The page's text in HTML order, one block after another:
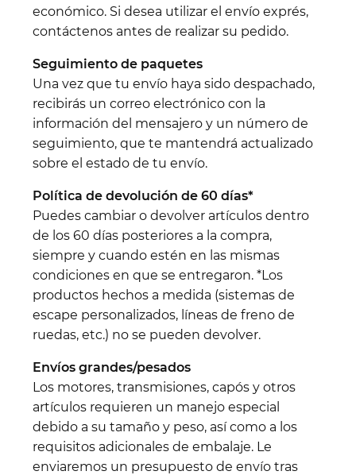
económico. Si desea utilizar el envío exprés,
contáctenos antes de realizar su pedido.
Seguimiento de paquetes
Una vez que tu envío haya sido despachado,
recibirás un correo electrónico con la
información del mensajero y un número de
seguimiento, que te mantendrá actualizado
sobre el estado de tu envío.
Política de devolución de 60 días*
Puedes cambiar o devolver artículos dentro
de los 60 días posteriores a la compra,
siempre y cuando estén en las mismas
condiciones en que se entregaron. *Los
productos hechos a medida (sistemas de
escape personalizados, líneas de freno de
ruedas, etc.) no se pueden devolver.
Envíos grandes/pesados
Los motores, transmisiones, capós y otros
artículos requieren un manejo especial
debido a su tamaño y peso, así como a los
requisitos adicionales de embalaje. Le
enviaremos un presupuesto de envío tras